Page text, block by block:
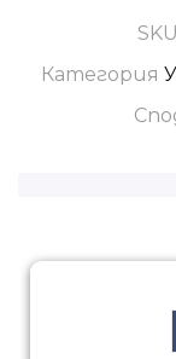
Категория